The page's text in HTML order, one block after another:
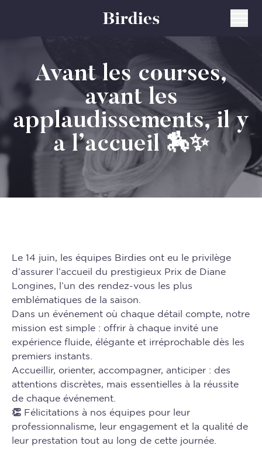
Avant les courses,
avant les
applaudissements, il y
a l’accueil 🏇✨
Le 14 juin, les équipes Birdies ont eu le privilège
d’assurer l’accueil du prestigieux Prix de Diane
Longines, l’un des rendez-vous les plus
emblématiques de la saison.
Dans un événement où chaque détail compte, notre
mission est simple : offrir à chaque invité une
expérience fluide, élégante et irréprochable dès les
premiers instants.
Accueillir, orienter, accompagner, anticiper : des
attentions discrètes, mais essentielles à la réussite
de chaque événement.
👏 Félicitations à nos équipes pour leur
professionnalisme, leur engagement et la qualité de
leur prestation tout au long de cette journée.